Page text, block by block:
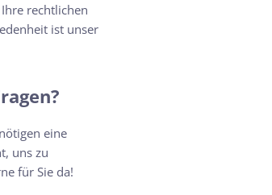
rechtlichen
ist unser
eine
uns zu
für Sie da!